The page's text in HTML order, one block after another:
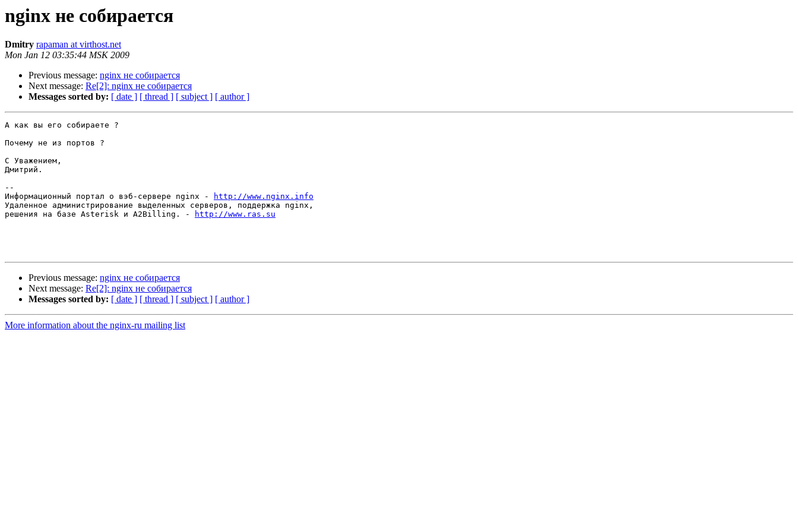
nginx не собирается
Dmitry rapaman at virthost.net
Mon Jan 12 03:35:44 MSK 2009
Previous message: nginx не собирается
Next message: Re[2]: nginx не собирается
Messages sorted by: [ date ] [ thread ] [ subject ] [ author ]
А как вы его собираете ?
Почему не из портов ?
С Уважением,
Дмитрий.
--
Информационный портал о вэб-сервере nginx -
http://www.nginx.info
Удаленное администрирование выделенных серверов, поддержка nginx,
решения на базе Asterisk и A2Billing. -
http://www.ras.su
Previous message: nginx не собирается
Next message: Re[2]: nginx не собирается
Messages sorted by: [ date ] [ thread ] [ subject ] [ author ]
More information about the nginx-ru mailing list